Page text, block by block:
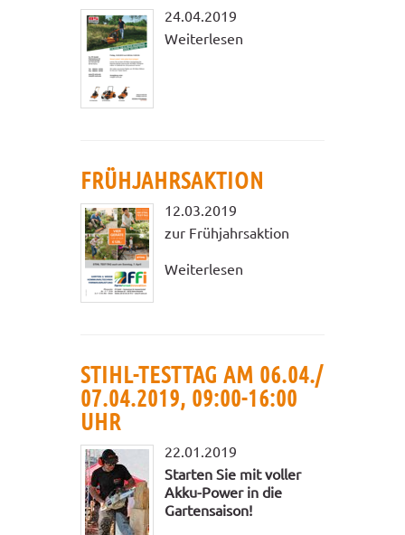
24.04.2019
Weiterlesen
FRÜHJAHRSAKTION
12.03.2019
zur Frühjahrsaktion
Weiterlesen
STIHL-TESTTAG AM 06.04./
07.04.2019, 09:00-16:00
UHR
22.01.2019
Starten Sie mit voller
Akku-Power in die
Gartensaison!